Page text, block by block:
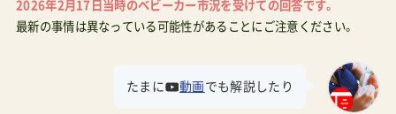
2026年2月17日当時のベビーカー市況を受けての回答です。
最新の事情は異なっている可能性があることにご注意ください。
たまに 動画 でも解説したり